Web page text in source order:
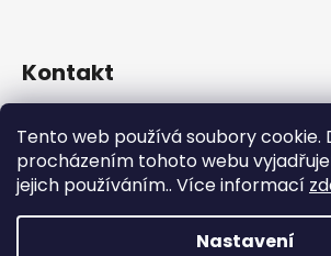
Tento web používá soubory cookie.
procházením tohoto webu
jejich používáním.. Více informací
Nastavení
Kontakt
+420 739 522 572
hookah_gang.cz/